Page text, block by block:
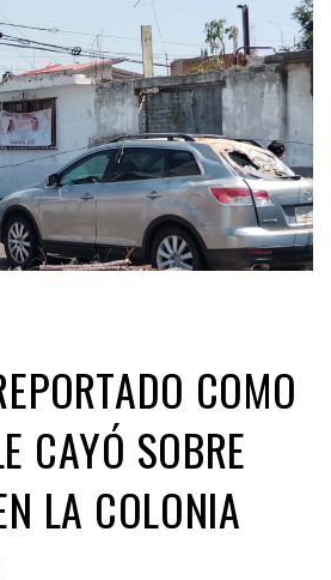
COMO
CAYÓ SOBRE
LA COLONIA